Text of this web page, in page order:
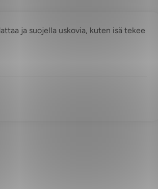
ja suojella uskovia, kuten isä tekee